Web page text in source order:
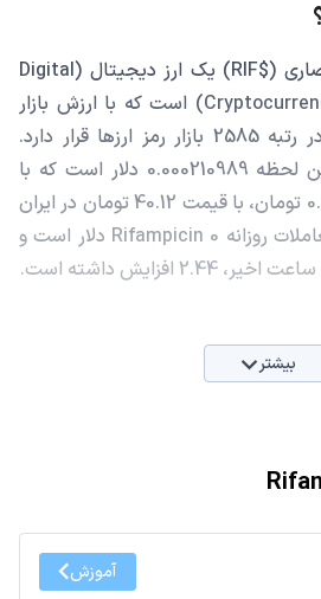
Rifampicin با نماد اختصاری ($RIF) یک ارز دیجیتال (Digital
Currency) یا رمزارز (Cryptocurrency) است که با ارزش بازار
حدود 210,828.32 دلار در رتبه 2585 بازار رمز ارزها قرار دارد.
قیمت Rifampicin در این لحظه 0.000210989 دلار است که با
احتساب قیمت تتر 0.9993 تومان، با قیمت 40.12 تومان در ایران
معامله می‌شود. حجم معاملات روزانه Rifampicin 0 دلار است و
بیشتر
آموزش